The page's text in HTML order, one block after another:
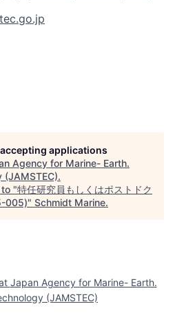
applications
Agency for Marine- Earth.
(JAMSTEC).
"特任研究員もしくはポストドク
005)" Schmidt Marine.
Japan Agency for Marine- Earth.
(JAMSTEC)